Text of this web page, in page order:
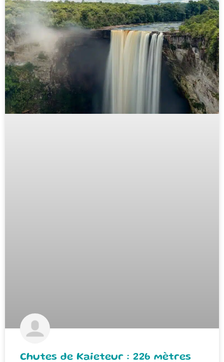
Chutes de Kaieteur : 226 mètres